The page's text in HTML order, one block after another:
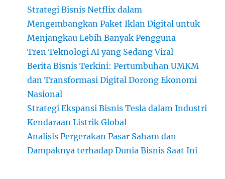
Strategi Bisnis Netflix dalam
Mengembangkan Paket Iklan Digital untuk
Menjangkau Lebih Banyak Pengguna
Tren Teknologi AI yang Sedang Viral
Berita Bisnis Terkini: Pertumbuhan UMKM
dan Transformasi Digital Dorong Ekonomi
Nasional
Strategi Ekspansi Bisnis Tesla dalam Industri
Kendaraan Listrik Global
Analisis Pergerakan Pasar Saham dan
Dampaknya terhadap Dunia Bisnis Saat Ini